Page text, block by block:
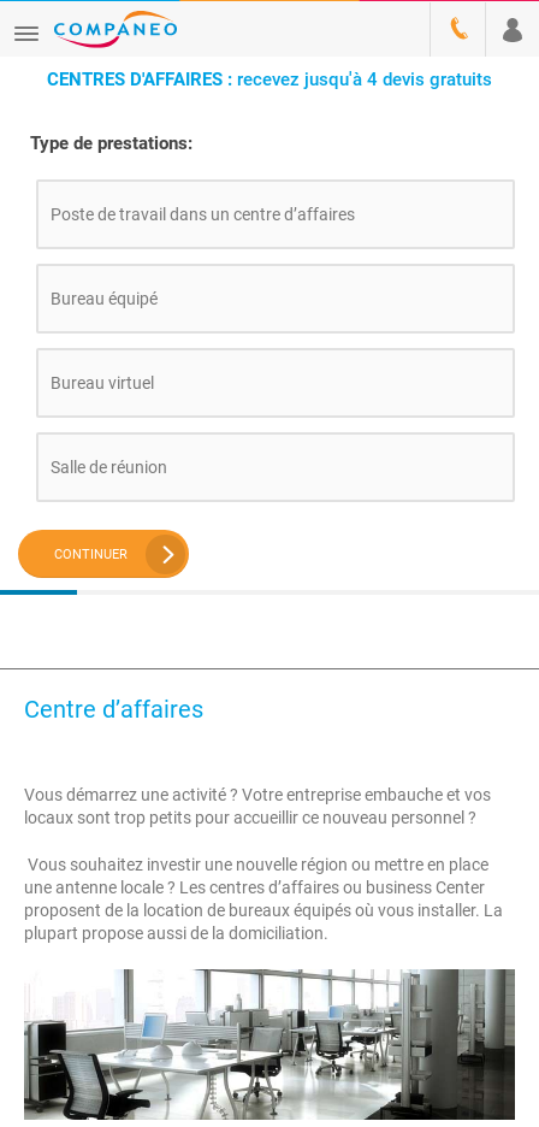
CENTRES D'AFFAIRES : recevez jusqu'à 4 devis gratuits
Type de prestations:
Poste de travail dans un centre d’affaires
Bureau équipé
Bureau virtuel
Salle de réunion
CONTINUER
Centre d’affaires
Vous démarrez une activité ? Votre entreprise embauche et vos
locaux sont trop petits pour accueillir ce nouveau personnel ?
Vous souhaitez investir une nouvelle région ou mettre en place
une antenne locale ? Les centres d’affaires ou business Center
proposent de la location de bureaux équipés où vous installer. La
plupart propose aussi de la domiciliation.